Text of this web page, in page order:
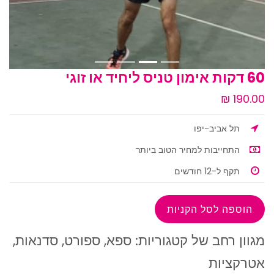
60 דקות אימון טניס ליחיד או זוגי
תל אביב-יפו
התחייבות למחיר הטוב ביותר
תקף ל-12 חודשים
מגוון רחב של קטגוריות: ספא, ספורט, סדנאות,
אטרקציות